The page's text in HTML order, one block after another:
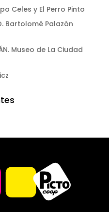
Celes y El Perro Pinto
Bartolomé Palazón
Museo de La Ciudad